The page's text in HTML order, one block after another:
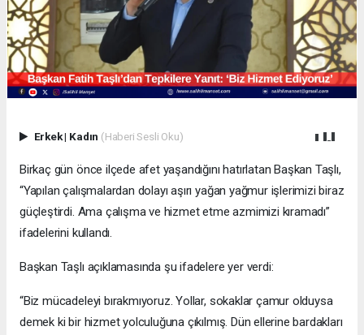
Erkek| Kadın (Haberi Sesli Oku)
Birkaç gün önce ilçede afet yaşandığını hatırlatan Başkan Taşlı,
“Yapılan çalışmalardan dolayı aşırı yağan yağmur işlerimizi biraz
güçleştirdi. Ama çalışma ve hizmet etme azmimizi kıramadı”
ifadelerini kullandı.
Başkan Taşlı açıklamasında şu ifadelere yer verdi:
“Biz mücadeleyi bırakmıyoruz. Yollar, sokaklar çamur olduysa
demek ki bir hizmet yolculuğuna çıkılmış. Dün ellerine bardakları